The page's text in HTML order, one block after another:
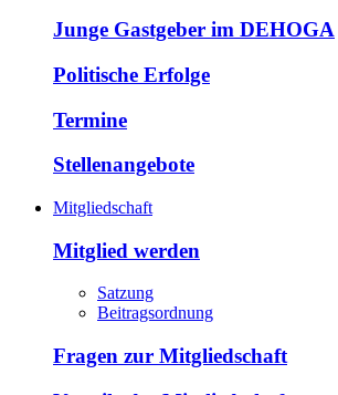
Junge Gastgeber im DEHOGA
Politische Erfolge
Termine
Stellenangebote
Mitgliedschaft
Mitglied werden
Satzung
Beitragsordnung
Fragen zur Mitgliedschaft